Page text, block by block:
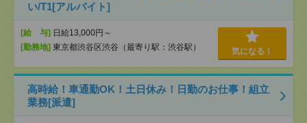
い/T1[アルバイト]
[給 与] 日給13,000円～
[勤務地] 東京都渋谷区渋谷（最寄り駅：渋谷駅） 気になる！
高時給！車通勤OK！土日休み！日勤のお仕事！組立
業務[派遣]